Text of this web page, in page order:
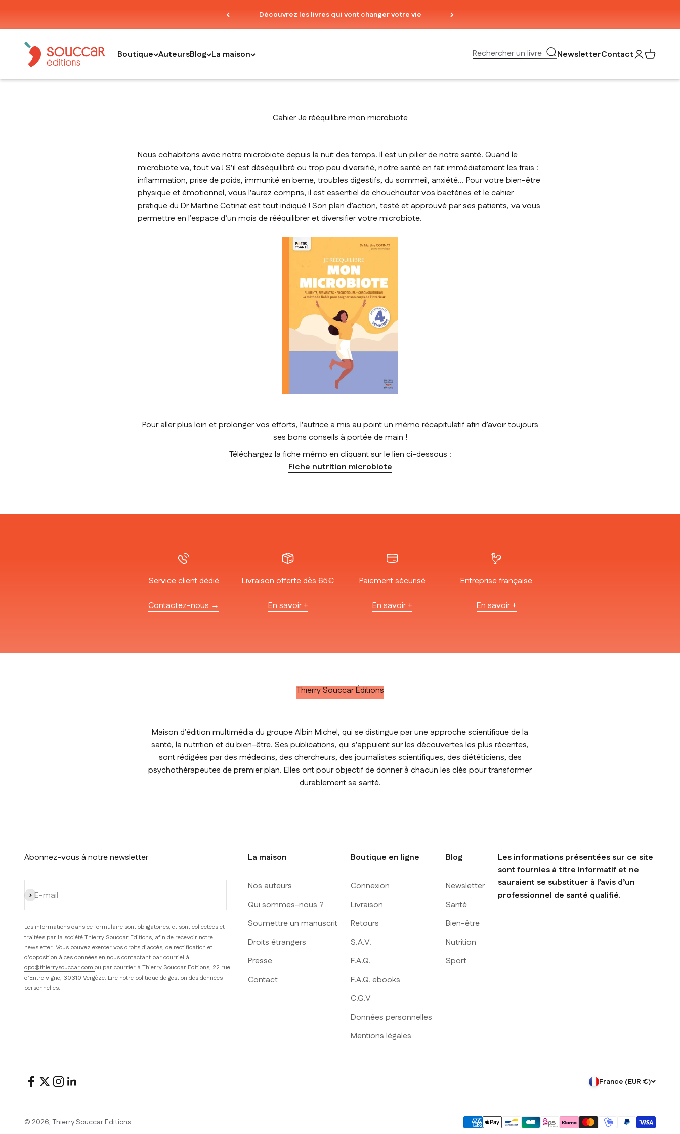
Découvrez les livres qui vont changer votre vie
Boutique AuteursBlog La maison
Thierry Souccar Editions Ouvrir la recherche
Rechercher un livre NewsletterContactOuvrir le
Voir mon
Cahier Je rééquilibre mon microbiote
Nous cohabitons avec notre microbiote depuis la nuit des temps. Il est un pilier de notre santé. Quand le
microbiote va, tout va ! S’il est déséquilibré ou trop peu diversifié, notre santé en fait immédiatement les frais :
inflammation, prise de poids, immunité en berne, troubles digestifs, du sommeil, anxiété… Pour votre bien-être
physique et émotionnel, vous l’aurez compris, il est essentiel de chouchouter vos bactéries et le cahier
pratique du Dr Martine Cotinat est tout indiqué ! Son plan d’action, testé et approuvé par ses patients, va vous
permettre en l’espace d’un mois de rééquilibrer et diversifier votre microbiote.
Pour aller plus loin et prolonger vos efforts, l’autrice a mis au point un mémo récapitulatif afin d’avoir toujours
ses bons conseils à portée de main !
Téléchargez la fiche mémo en cliquant sur le lien ci-dessous :
Fiche nutrition microbiote
Service client dédié
Contactez-nous →
Livraison offerte dès 65€
En savoir +
Paiement sécurisé
En savoir +
Entreprise française
En savoir +
Thierry Souccar Éditions
Maison d’édition multimédia du groupe Albin Michel, qui se distingue par une approche scientifique de la
santé, la nutrition et du bien-être. Ses publications, qui s’appuient sur les découvertes les plus récentes,
sont rédigées par des médecins, des chercheurs, des journalistes scientifiques, des diététiciens, des
psychothérapeutes de premier plan. Elles ont pour objectif de donner à chacun les clés pour transformer
durablement sa santé.
Abonnez-vous à notre newsletter
E-mail
S'inscrire
Les informations dans ce formulaire sont obligatoires, et sont collectées et
traitées par la société Thierry Souccar Editions, afin de recevoir notre
newsletter. Vous pouvez exercer vos droits d'accès, de rectification et
d'opposition à ces données en nous contactant par courriel à
dpo@thierrysouccar.com ou par courrier à Thierry Souccar Editions, 22 rue
d’Entre vigne, 30310 Vergèze. Lire notre politique de gestion des données
personnelles.
La maison
Nos auteurs
Qui sommes-nous ?
Soumettre un manuscrit
Droits étrangers
Presse
Contact
Boutique en ligne
Connexion
Livraison
Retours
S.A.V.
F.A.Q.
F.A.Q. ebooks
C.G.V
Données personnelles
Mentions légales
Blog
Newsletter
Santé
Bien-être
Nutrition
Sport
Les informations présentées sur ce site
sont fournies à titre informatif et ne
sauraient se substituer à l’avis d’un
professionnel de santé qualifié.
France (EUR €)
© 2026, Thierry Souccar Editions.